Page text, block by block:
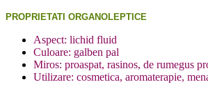
PROPRIETATI ORGANOLEPTICE
Aspect: lichid fluid
Culoare: galben pal
Miros: proaspat, rasinos, de rumegus
Utilizare: cosmetica, aromaterapie,